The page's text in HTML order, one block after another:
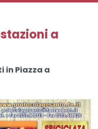
a
in Piazza a